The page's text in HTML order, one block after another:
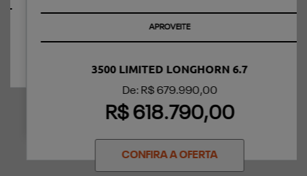
APROVEITE
3500 LIMITED LONGHORN 6.7
De: R$ 679.990,00
R$ 618.790,00
CONFIRA A OFERTA